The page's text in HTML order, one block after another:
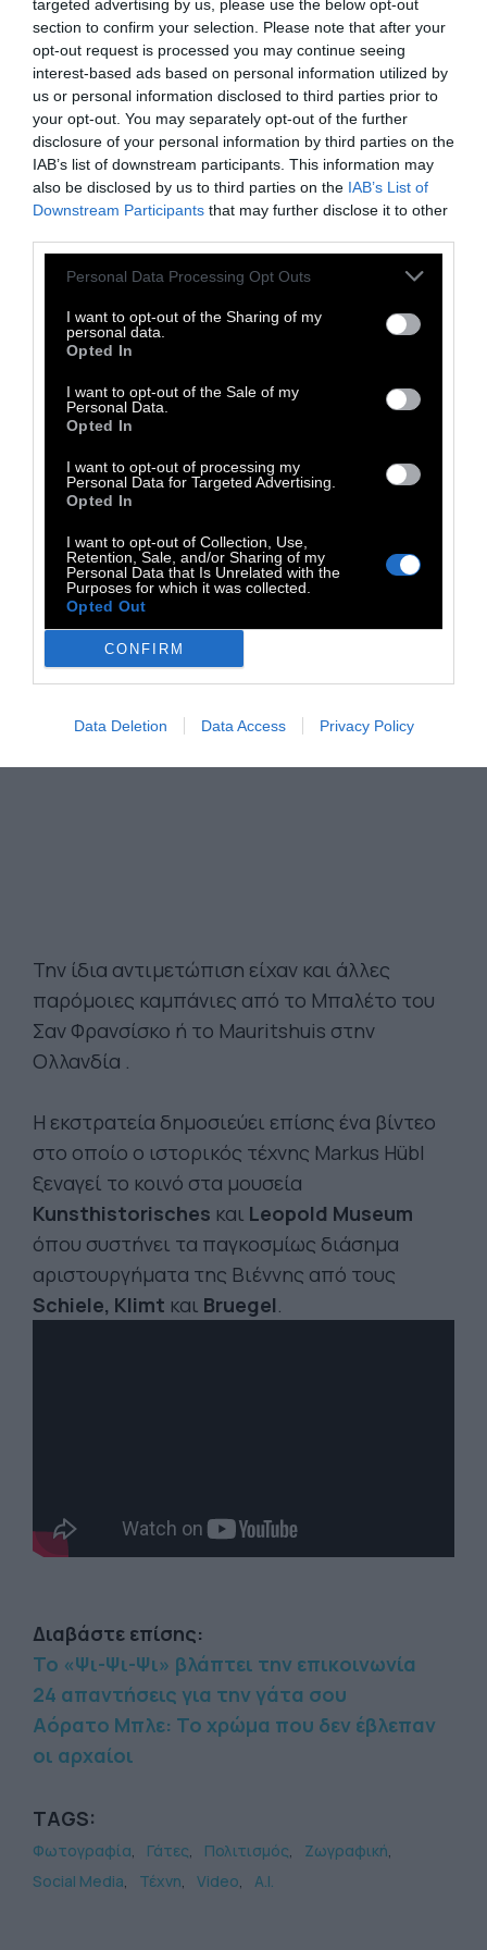
targeted advertising by us, please use the below opt-out
section to confirm your selection. Please note that after your
opt-out request is processed you may continue seeing
interest-based ads based on personal information utilized by
us or personal information disclosed to third parties prior to
your opt-out. You may separately opt-out of the further
disclosure of your personal information by third parties on the
IAB’s list of downstream participants. This information may
also be disclosed by us to third parties on the IAB’s List of
Downstream Participants that may further disclose it to other
Personal Data Processing Opt Outs
I want to opt-out of the Sharing of my
personal data.
Opted In
I want to opt-out of the Sale of my
Personal Data.
Opted In
I want to opt-out of processing my
Personal Data for Targeted Advertising.
Opted In
I want to opt-out of Collection, Use,
Retention, Sale, and/or Sharing of my
Personal Data that Is Unrelated with the
Purposes for which it was collected.
Opted Out
CONFIRM
Data Deletion Data Access Privacy Policy
«Συγγνώμη Έγκον, αλλά η τέχνη σου έκανε
δυνατή την τέχνη της τεχνητής
νοημοσύνης», λέει μια εικόνα ενός
αιλουροειδούς σε στυλ Έγκον Σίλε.
Προφανώς και ο σκοπός είναι να θυμηθούμε
πως πίσω από τα αλλοιωμένα έργα των
διαφόρων ΑΙ εφαρμογών πρωταγωνιστούν οι
πραγματικοί καλλιτέχνες. αλλά πολλοί
διαφωνούν με οποιαδήποτε υιοθέτηση της
αμφιλεγόμενης τεχνολογίας.
Την ίδια αντιμετώπιση είχαν και άλλες
παρόμοιες καμπάνιες από το Μπαλέτο του
Σαν Φρανσίσκο ή το Mauritshuis στην
Ολλανδία .
Η εκστρατεία δημοσιεύει επίσης ένα βίντεο
στο οποίο ο ιστορικός τέχνης Markus Hübl
ξεναγεί το κοινό στα μουσεία
Kunsthistorisches και Leopold Museum
όπου συστήνει τα παγκοσμίως διάσημα
αριστουργήματα της Βιέννης από τους
Schiele, Klimt και Bruegel
Διαβάστε επίσης:
Το «Ψι-Ψι-Ψι» βλάπτει την επικοινωνία
24 απαντήσεις για την γάτα σου
Αόρατο Μπλε: Το χρώμα που δεν έβλεπαν
οι αρχαίοι
TAGS:
Φωτογραφία Γάτες Πολιτισμός
Ζωγραφική
Social Media
Τέχνη Video A.I.